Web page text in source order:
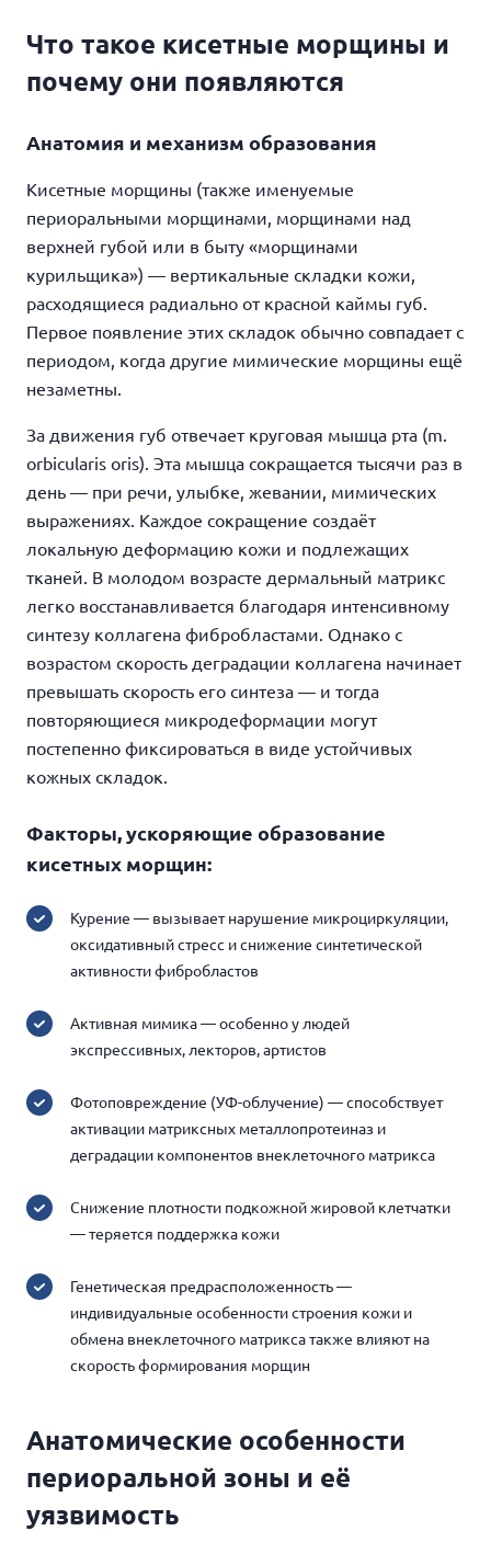
Что такое кисетные морщины и
почему они появляются
Анатомия и механизм образования
Кисетные морщины (также именуемые
периоральными морщинами, морщинами над
верхней губой или в быту «морщинами
курильщика») — вертикальные складки кожи,
расходящиеся радиально от красной каймы губ.
Первое появление этих складок обычно совпадает с
периодом, когда другие мимические морщины ещё
незаметны.
За движения губ отвечает круговая мышца рта (m.
orbicularis oris). Эта мышца сокращается тысячи раз в
день — при речи, улыбке, жевании, мимических
выражениях. Каждое сокращение создаёт
локальную деформацию кожи и подлежащих
тканей. В молодом возрасте дермальный матрикс
легко восстанавливается благодаря интенсивному
синтезу коллагена фибробластами. Однако с
возрастом скорость деградации коллагена начинает
превышать скорость его синтеза — и тогда
повторяющиеся микродеформации могут
постепенно фиксироваться в виде устойчивых
кожных складок.
Факторы, ускоряющие образование
кисетных морщин:
Курение — вызывает нарушение микроциркуляции,
оксидативный стресс и снижение синтетической
активности фибробластов
Активная мимика — особенно у людей
экспрессивных, лекторов, артистов
Фотоповреждение (УФ-облучение) — способствует
активации матриксных металлопротеиназ и
деградации компонентов внеклеточного матрикса
Снижение плотности подкожной жировой клетчатки
— теряется поддержка кожи
Генетическая предрасположенность —
индивидуальные особенности строения кожи и
обмена внеклеточного матрикса также влияют на
скорость формирования морщин
Анатомические особенности
периоральной зоны и её
уязвимость